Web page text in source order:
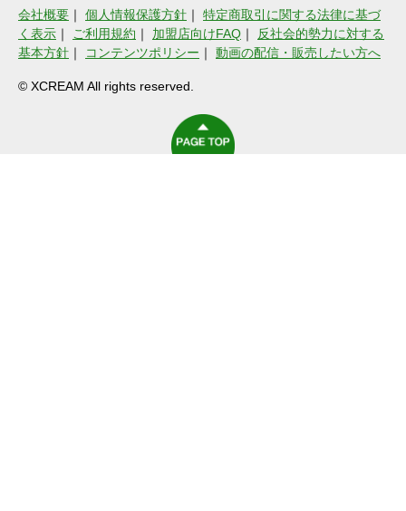
会社概要 ｜ 個人情報保護方針 ｜ 特定商取引に関する法律に基づ
く表示 ｜ ご利用規約 ｜ 加盟店向けFAQ ｜
反社会的勢力に対する
基本方針 ｜ コンテンツポリシー ｜ 動画の配信・販売したい方へ
© XCREAM All rights reserved.